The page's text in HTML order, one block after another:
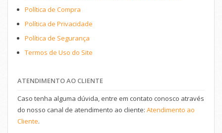
Política de Compra
Política de Privacidade
Política de Segurança
Termos de Uso do Site
ATENDIMENTO AO CLIENTE
Caso tenha alguma dúvida, entre em contato conosco através
do nosso canal de atendimento ao cliente: Atendimento ao
Cliente.